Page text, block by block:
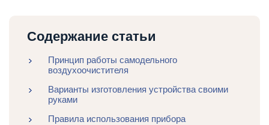
Содержание статьи
Принцип работы самодельного
воздухоочистителя
Варианты изготовления устройства своими
руками
Правила использования прибора